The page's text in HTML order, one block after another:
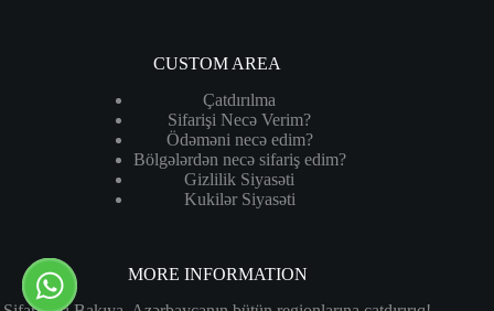
CUSTOM AREA
Çatdırılma
Sifarişi Necə Verim?
Ödəməni necə edim?
Bölgələrdən necə sifariş edim?
Gizlilik Siyasəti
Kukilər Siyasəti
MORE INFORMATION